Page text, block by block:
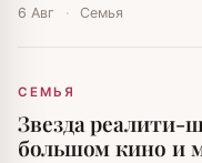
6 Авг · Семья
СЕМЬЯ
Звезда реалити-
большом кино и